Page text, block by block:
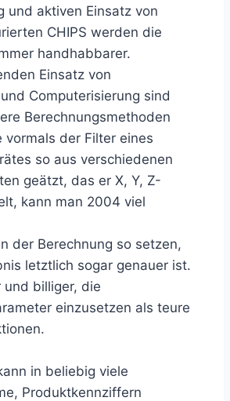
und aktiven Einsatz von
CHIPS werden die
handhabbarer.
Einsatz von
Computerisierung sind
Berechnungsmethoden
vormals der Filter eines
so aus verschiedenen
geätzt, das er X, Y, Z-
kann man 2004 viel
der Berechnung so setzen,
letztlich sogar genauer ist.
billiger, die
einzusetzen als teure
in beliebig viele
Produktkennziffern